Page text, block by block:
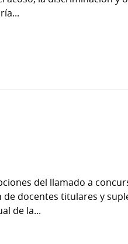
del llamado a
docentes titulares y
de la...